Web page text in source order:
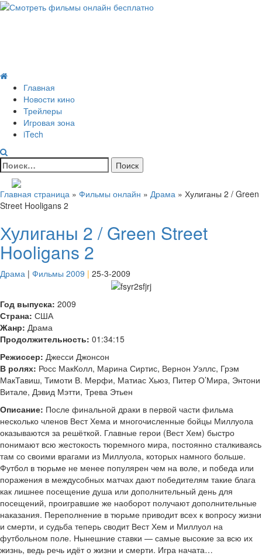
Skip
Primary
MenuГлавная
Новости кино
Трейлеры
Игровая зона
iTech
Найти:
Главная страница » Фильмы онлайн » Драма » Хулиганы 2 / Green
Street Hooligans 2
Хулиганы 2 / Green Street
Hooligans 2
Драма | Фильмы 2009 | 25-3-2009
Год выпуска: 2009
Страна: США
Жанр: Драма
Продолжительность: 01:34:15
Режиссер: Джесси Джонсон
В ролях: Росс МакКолл, Марина Сиртис, Вернон Уэллс, Грэм
МакТавиш, Тимоти В. Мерфи, Матиас Хьюз, Питер О’Мира, Энтони
Витале, Дэвид Мэтти, Трева Этьен
Описание: После финальной драки в первой части фильма
несколько членов Вест Хема и многочисленные бойцы Миллуола
оказываются за решёткой. Главные герои (Вест Хем) быстро
понимают всю жестокость тюремного мира, постоянно сталкиваясь
там со своими врагами из Миллуола, которых намного больше.
Футбол в тюрьме не менее популярен чем на воле, и победа или
поражения в междусобных матчах дают победителям такие блага
как лишнее посещение душа или дополнительный день для
посещений, проигравшие же наоборот получают дополнительные
наказания. Переполнение в тюрьме приводит всех к вопросу жизни
и смерти, и судьба теперь сводит Вест Хем и Миллуол на
футбольном поле. Нынешние ставки — самые высокие за всю их
жизнь, ведь речь идёт о жизни и смерти. Игра начата…